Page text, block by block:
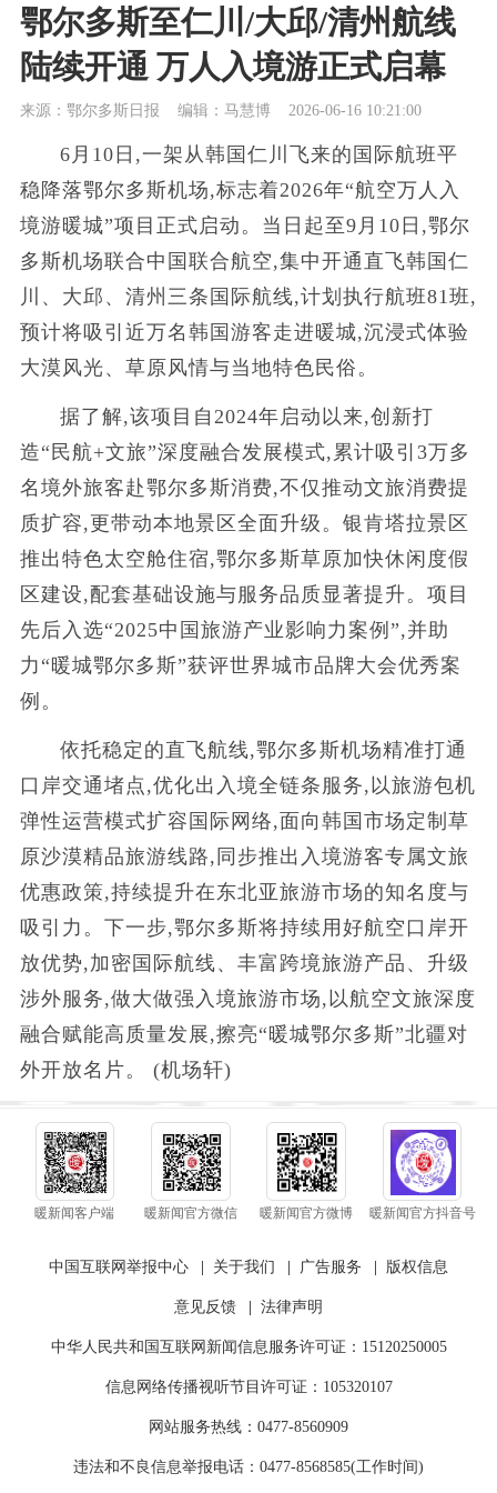
鄂尔多斯至仁川/大邱/清州航线
陆续开通 万人入境游正式启幕
来源：鄂尔多斯日报 编辑：马慧博 2026-06-16 10:21:00
6月10日,一架从韩国仁川飞来的国际航班平
稳降落鄂尔多斯机场,标志着2026年“航空万人入
境游暖城”项目正式启动。当日起至9月10日,鄂尔
多斯机场联合中国联合航空,集中开通直飞韩国仁
川、大邱、清州三条国际航线,计划执行航班81班,
预计将吸引近万名韩国游客走进暖城,沉浸式体验
大漠风光、草原风情与当地特色民俗。
据了解,该项目自2024年启动以来,创新打
造“民航+文旅”深度融合发展模式,累计吸引3万多
名境外旅客赴鄂尔多斯消费,不仅推动文旅消费提
质扩容,更带动本地景区全面升级。银肯塔拉景区
推出特色太空舱住宿,鄂尔多斯草原加快休闲度假
区建设,配套基础设施与服务品质显著提升。项目
先后入选“2025中国旅游产业影响力案例”,并助
力“暖城鄂尔多斯”获评世界城市品牌大会优秀案
例。
依托稳定的直飞航线,鄂尔多斯机场精准打通
口岸交通堵点,优化出入境全链条服务,以旅游包机
弹性运营模式扩容国际网络,面向韩国市场定制草
原沙漠精品旅游线路,同步推出入境游客专属文旅
优惠政策,持续提升在东北亚旅游市场的知名度与
吸引力。下一步,鄂尔多斯将持续用好航空口岸开
放优势,加密国际航线、丰富跨境旅游产品、升级
涉外服务,做大做强入境旅游市场,以航空文旅深度
融合赋能高质量发展,擦亮“暖城鄂尔多斯”北疆对
外开放名片。 (机场轩)
暖新闻客户端 暖新闻官方微信 暖新闻官方微博 暖新闻官方抖音号
中国互联网举报中心 | 关于我们 | 广告服务 | 版权信息
意见反馈 | 法律声明
中华人民共和国互联网新闻信息服务许可证：15120250005
信息网络传播视听节目许可证：105320107
网站服务热线：0477-8560909
违法和不良信息举报电话：0477-8568585(工作时间)